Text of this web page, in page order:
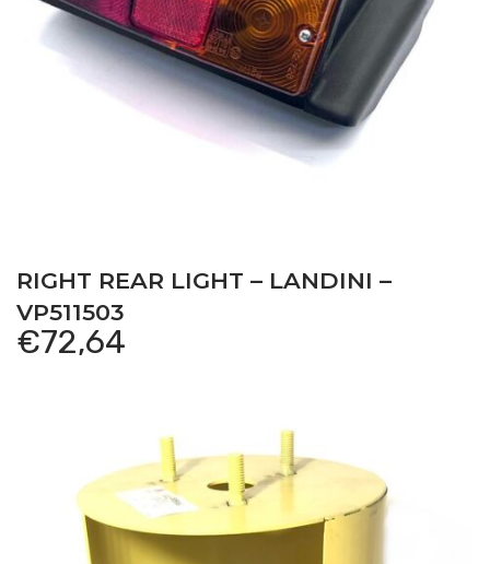
RIGHT REAR LIGHT – LANDINI –
VP511503
€72,64